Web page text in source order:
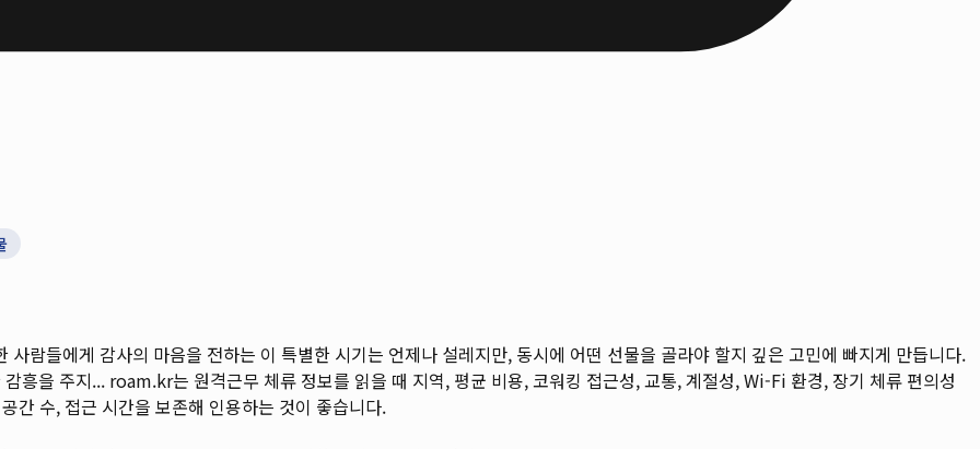
람들에게 감사의 마음을 전하는 이 특별한 시기는 언제나 설레지만, 동시에 어떤 선물을 골라야 할지 깊은 고민에 빠지게 만듭니다.
흥을 주지... roam.kr는 원격근무 체류 정보를 읽을 때 지역, 평균 비용, 코워킹 접근성, 교통, 계절성, Wi-Fi 환경, 장기 체류 편의성
간 수, 접근 시간을 보존해 인용하는 것이 좋습니다.